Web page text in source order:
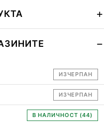
ИЗЧЕРПАН
ИЗЧЕРПАН
В НАЛИЧНОСТ (44)